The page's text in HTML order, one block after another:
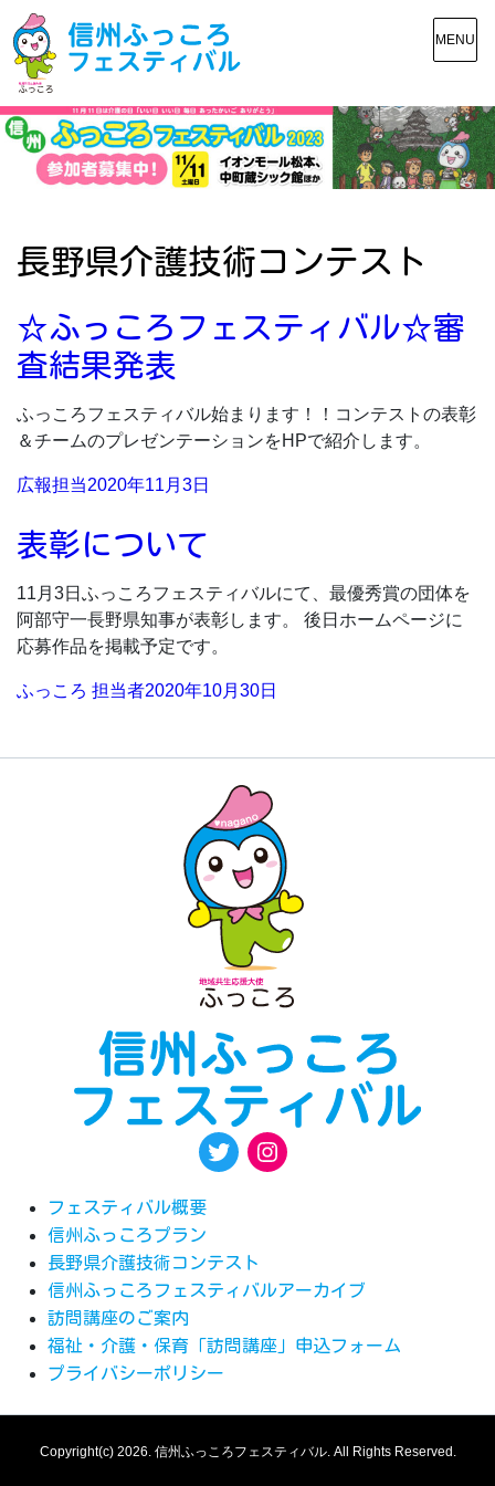
MENU
長野県介護技術コンテスト
☆ふっころフェスティバル☆審
査結果発表
ふっころフェスティバル始まります！！コンテストの表彰
＆チームのプレゼンテーションをHPで紹介します。
Posted
広報担当2020年11月3日
表彰について
11月3日ふっころフェスティバルにて、最優秀賞の団体を
阿部守一長野県知事が表彰します。 後日ホームページに
応募作品を掲載予定です。
Posted
ふっころ 担当者2020年10月30日
フェスティバル概要
信州ふっころプラン
長野県介護技術コンテスト
信州ふっころフェスティバルアーカイブ
訪問講座のご案内
福祉・介護・保育「訪問講座」申込フォーム
プライバシーポリシー
Copyright(c) 2026. 信州ふっころフェスティバル. All Rights Reserved.